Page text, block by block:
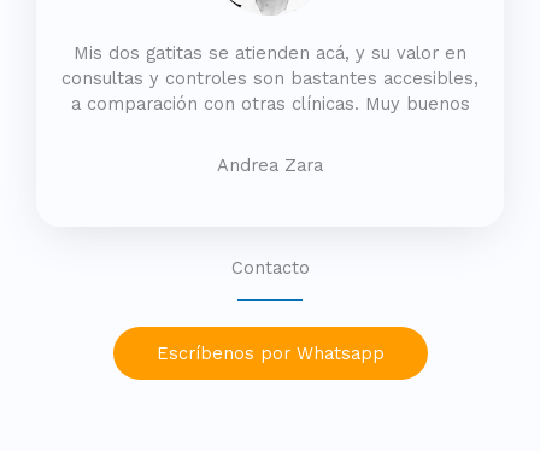
Mis dos gatitas se atienden acá, y su valor en
consultas y controles son bastantes accesibles,
a comparación con otras clínicas. Muy buenos
Andrea Zara
Contacto
Escríbenos por Whatsapp